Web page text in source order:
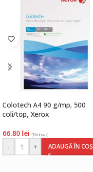
Colotech A4 90 g/mp, 500
coli/top, Xerox
66.80 lei (TVA inclus)
- + ADAUGĂ ÎN COȘ